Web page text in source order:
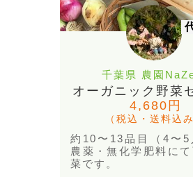
千葉県 農園
オーガニック野菜
4,680円
（税込・送料込み
約10〜13品目（4〜5
農薬・無化学肥料に
菜です。